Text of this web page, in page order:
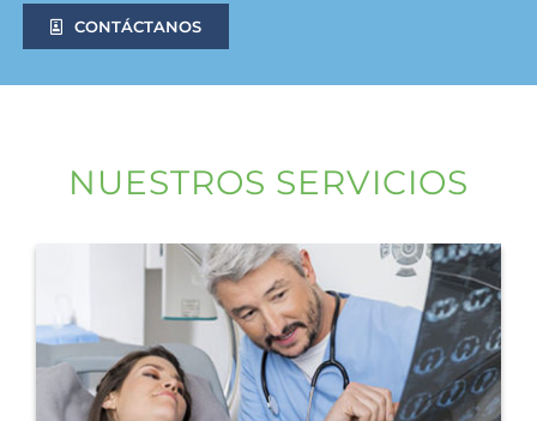
CONTÁCTANOS
NUESTROS SERVICIOS